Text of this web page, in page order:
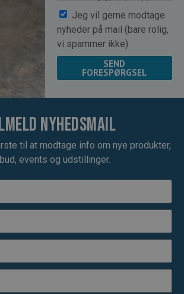
Jeg vil gerne modtage
nyheder på mail (bare rolig,
vi spammer ikke)
SEND
FORESPØRGSEL
nyhedsmail
til at modtage info om nye produkter,
events og udstillinger.